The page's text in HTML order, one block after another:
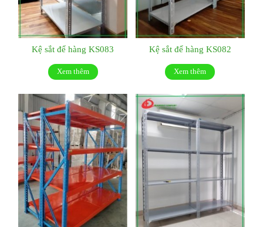
Kệ sắt để hàng KS083
Xem thêm
Kệ sắt để hàng KS082
Xem thêm